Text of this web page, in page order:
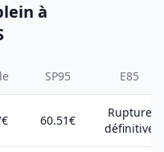
à
SP95 E85
60.51€
Rupture
définitive